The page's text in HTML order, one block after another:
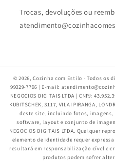
Trocas, devoluções ou
© 2026,Cozinha com Estilo - Todos os
99329-7796 | E-mail:
NEGOCIOS DIGITAIS LTDA | CNPJ:
KUBITSCHEK, 3117, VILA IPIRANGA,
deste site, incluindo fotos,
software, layout e conjunto de
NEGOCIOS DIGITAIS LTDA. Qualquer
elemento de identidade requer
resultará em responsabilização cível e
produtos podem sofrer